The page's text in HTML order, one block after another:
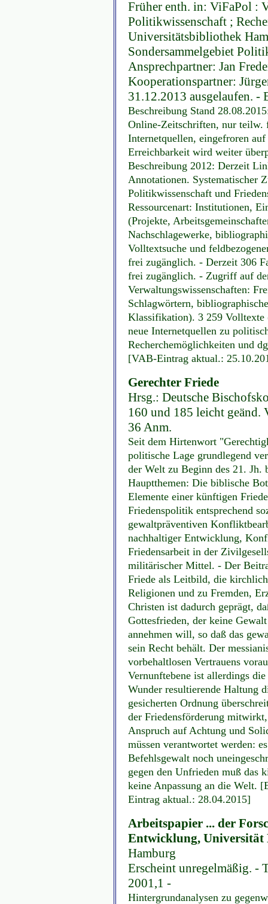
Früher enth. in: ViFaPol :
Politikwissenschaft ;
Universitätsbibliothek
Sondersammelgebiet
Ansprechpartner: Jan
Kooperationspartner:
31.12.2013 ausgelaufen. -
Beschreibung Stand
Online-Zeitschriften, nur
Internetquellen, eingefroren
Erreichbarkeit wird weiter
Beschreibung 2012: Derzeit
Annotationen. Systematischer
Politikwissenschaft und
Ressourcenart: Institutionen,
(Projekte,
Nachschlagewerke,
Volltextsuche und
frei zugänglich. - Derzeit 306
frei zugänglich. - Zugriff auf
Verwaltungswissenschaften:
Schlagwörtern,
Klassifikation). 3 259
neue Internetquellen zu
Recherchemöglichkeiten und
[VAB-Eintrag aktual.:
Gerechter Friede
Hrsg.: Deutsche
160 und 185 leicht geänd.
36 Anm.
Seit dem Hirtenwort
politische Lage grundlegend
der Welt zu Beginn des 21. Jh.
Hauptthemen: Die biblische
Elemente einer künftigen
Friedenspolitik entsprechend
gewaltpräventiven
nachhaltiger Entwicklung,
Friedensarbeit in der
militärischer Mittel. - Der
Friede als Leitbild, die
Religionen und zu Fremden,
Christen ist dadurch geprägt,
Gottesfrieden, der keine
annehmen will, so daß das
sein Recht behält. Der
vorbehaltlosen Vertrauens
Vernunftebene ist allerdings
Wunder resultierende Haltung
gesicherten Ordnung
der Friedensförderung
Anspruch auf Achtung und
müssen verantwortet werden:
Befehlsgewalt noch
gegen den Unfrieden muß das
keine Anpassung an die Welt.
Eintrag aktual.: 28.04.2015]
Arbeitspapier ... der
Entwicklung, Universität
Hamburg
Erscheint unregelmäßig. -
2001,1 -
Hintergrundanalysen zu